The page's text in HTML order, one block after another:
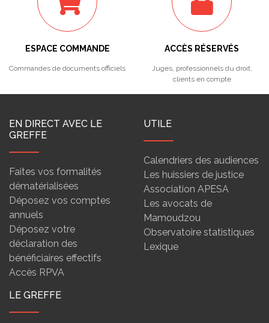
ESPACE COMMANDE
Commandes de documents officiels
ACCÈS RÉSERVÉS
Juges, professionnels du droit,
clients en compte
EN DIRECT AVEC LE
GREFFE
Faites vos formalités
dématérialisées
Déposez vos comptes
annuels
Déposez votre
déclaration des
bénéficiaires effectifs
Accès RPVA
UTILE
Calendriers des audiences
Les huissiers de justice
Association APESA
Les avocats de
Mamoudzou
Observatoire statistiques
Lexique
LE GREFFE